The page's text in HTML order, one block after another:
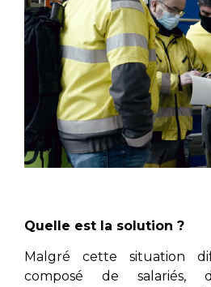
Quelle est la solution ?
Malgré cette situation
composé de salariés,